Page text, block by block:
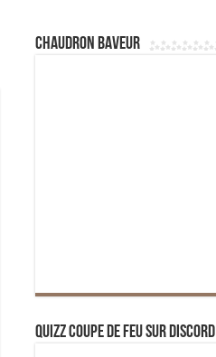
Chaudron Baveur
Quizz Coupe de Feu sur Discord